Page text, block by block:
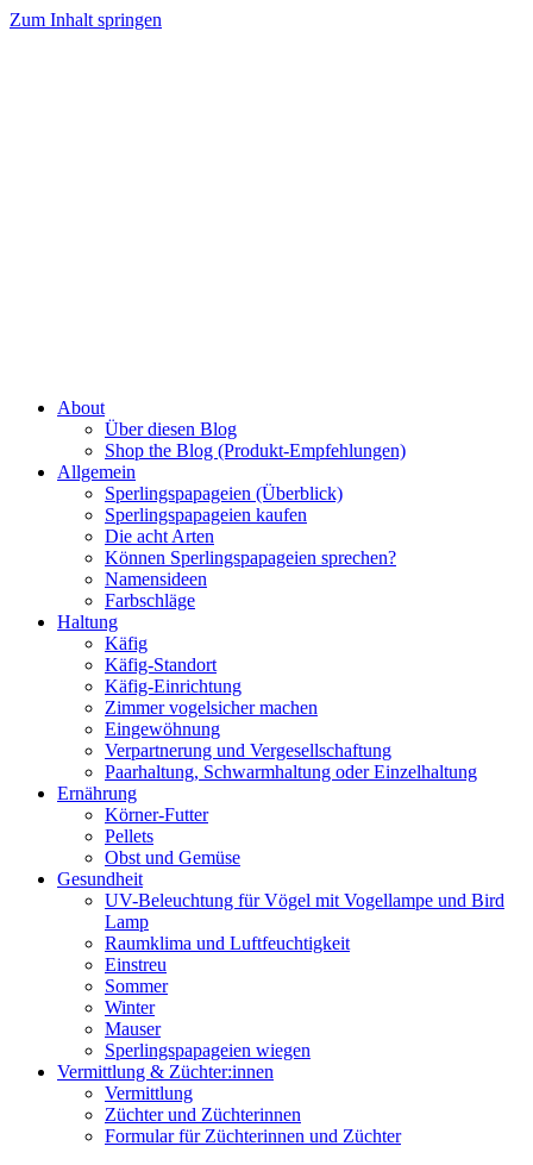
Zum Inhalt springen
About
Über diesen Blog
Shop the Blog (Produkt-Empfehlungen)
Allgemein
Sperlingspapageien (Überblick)
Sperlingspapageien kaufen
Die acht Arten
Können Sperlingspapageien sprechen?
Namensideen
Farbschläge
Haltung
Käfig
Käfig-Standort
Käfig-Einrichtung
Zimmer vogelsicher machen
Eingewöhnung
Verpartnerung und Vergesellschaftung
Paarhaltung, Schwarmhaltung oder Einzelhaltung
Ernährung
Körner-Futter
Pellets
Obst und Gemüse
Gesundheit
UV-Beleuchtung für Vögel mit Vogellampe und Bird
Lamp
Raumklima und Luftfeuchtigkeit
Einstreu
Sommer
Winter
Mauser
Sperlingspapageien wiegen
Vermittlung & Züchter:innen
Vermittlung
Züchter und Züchterinnen
Formular für Züchterinnen und Züchter